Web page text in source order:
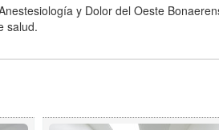
y Dolor del Oeste
salud.